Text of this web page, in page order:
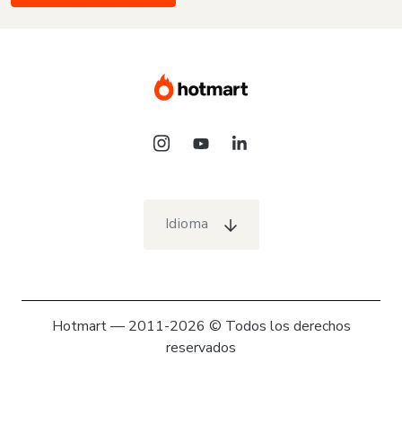
Idioma
Hotmart — 2011-2026 © Todos los derechos
reservados